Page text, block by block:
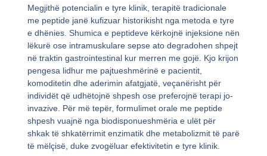
Megjithë potencialin e tyre klinik, terapitë tradicionale
me peptide janë kufizuar historikisht nga metoda e tyre
e dhënies. Shumica e peptideve kërkojnë injeksione nën
lëkurë ose intramuskulare sepse ato degradohen shpejt
në traktin gastrointestinal kur merren me gojë. Kjo krijon
pengesa lidhur me pajtueshmërinë e pacientit,
komoditetin dhe aderimin afatgjatë, veçanërisht për
individët që udhëtojnë shpesh ose preferojnë terapi jo-
invazive. Për më tepër, formulimet orale me peptide
shpesh vuajnë nga biodisponueshmëria e ulët për
shkak të shkatërrimit enzimatik dhe metabolizmit të parë
të mëlçisë, duke zvogëluar efektivitetin e tyre klinik.